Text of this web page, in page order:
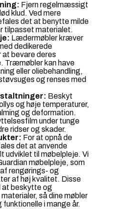
Fjern regelmæssigt
klud. Ved mere
det at benytte milde
tilpasset materialet.
Lædermøbler kræver
dedikerede
bevare deres
Træmøbler kan have
eller oliebehandling,
og renses med
Beskyt
og høje temperaturer,
og deformation.
under tunge
ridser og skader.
For at opnå de
det at anvende
udviklet til møbelpleje. Vi
møbelpleje, som
rengørings- og
af høj kvalitet. Disse
at beskytte og
så dine møbler
funktionelle i mange år.